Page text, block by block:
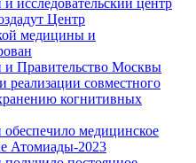
исследовательский центр
Центр
медицины и
Правительство Москвы
реализации совместного
когнитивных
медицинское
Атомиады-2023